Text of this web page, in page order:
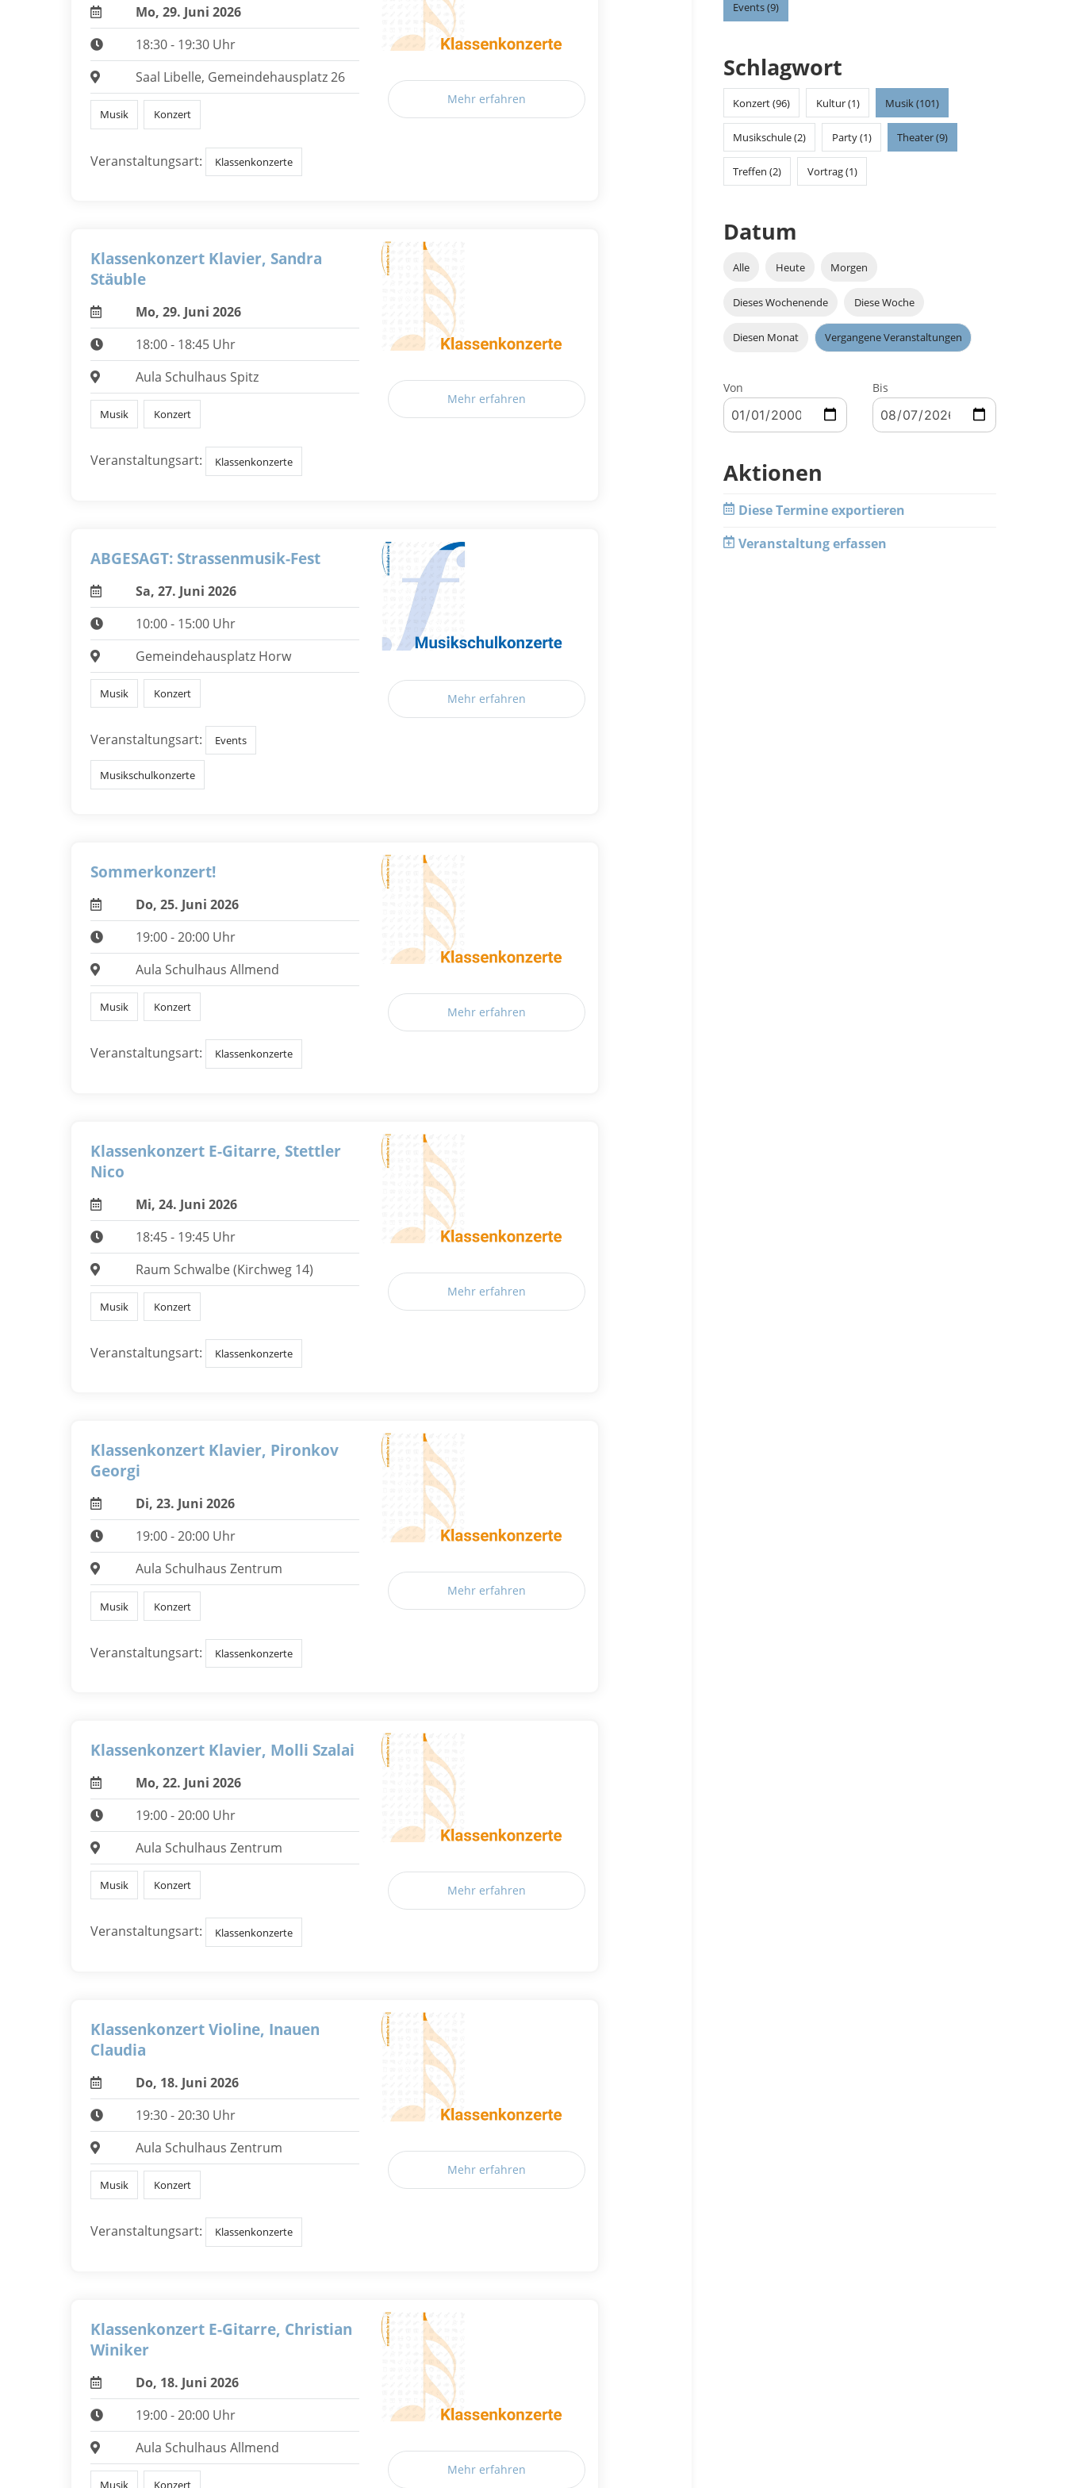
Mo, 29. Juni 2026
18:30 - 19:30 Uhr
Saal Libelle, Gemeindehausplatz 26
Musik Konzert
Veranstaltungsart: Klassenkonzerte
Mehr erfahren
Klassenkonzert Klavier, Sandra
Stäuble
Mo, 29. Juni 2026
18:00 - 18:45 Uhr
Aula Schulhaus Spitz
Musik Konzert
Veranstaltungsart: Klassenkonzerte
Mehr erfahren
ABGESAGT: Strassenmusik-Fest
Sa, 27. Juni 2026
10:00 - 15:00 Uhr
Gemeindehausplatz Horw
Musik Konzert
Veranstaltungsart: Events
Musikschulkonzerte
Mehr erfahren
Sommerkonzert!
Do, 25. Juni 2026
19:00 - 20:00 Uhr
Aula Schulhaus Allmend
Musik Konzert
Veranstaltungsart: Klassenkonzerte
Mehr erfahren
Klassenkonzert E-Gitarre, Stettler
Nico
Mi, 24. Juni 2026
18:45 - 19:45 Uhr
Raum Schwalbe (Kirchweg 14)
Musik Konzert
Veranstaltungsart: Klassenkonzerte
Mehr erfahren
Klassenkonzert Klavier, Pironkov
Georgi
Di, 23. Juni 2026
19:00 - 20:00 Uhr
Aula Schulhaus Zentrum
Musik Konzert
Veranstaltungsart: Klassenkonzerte
Mehr erfahren
Klassenkonzert Klavier, Molli Szalai
Mo, 22. Juni 2026
19:00 - 20:00 Uhr
Aula Schulhaus Zentrum
Musik Konzert
Veranstaltungsart: Klassenkonzerte
Mehr erfahren
Klassenkonzert Violine, Inauen
Claudia
Do, 18. Juni 2026
19:30 - 20:30 Uhr
Aula Schulhaus Zentrum
Musik Konzert
Veranstaltungsart: Klassenkonzerte
Mehr erfahren
Klassenkonzert E-Gitarre, Christian
Winiker
Do, 18. Juni 2026
19:00 - 20:00 Uhr
Aula Schulhaus Allmend
Musik Konzert
Mehr erfahren
Events (9)
Schlagwort
Konzert (96) Kultur (1) Musik (101)
Musikschule (2) Party (1) Theater (9)
Treffen (2) Vortrag (1)
Datum
Alle Heute Morgen
Dieses Wochenende Diese Woche
Diesen Monat Vergangene Veranstaltungen
Von Bis
Aktionen
Diese Termine exportieren
Veranstaltung erfassen